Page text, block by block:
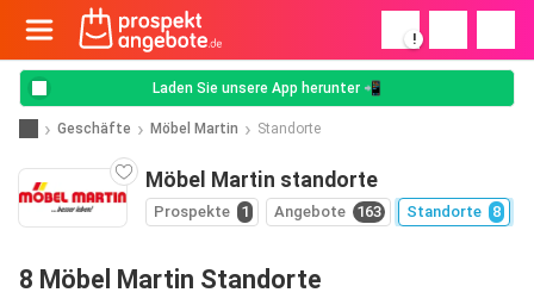
!
Laden Sie unsere App herunter 📲
Geschäfte Möbel Martin Standorte
Möbel Martin standorte
Prospekte 1 Angebote 163 Standorte 8
8 Möbel Martin Standorte